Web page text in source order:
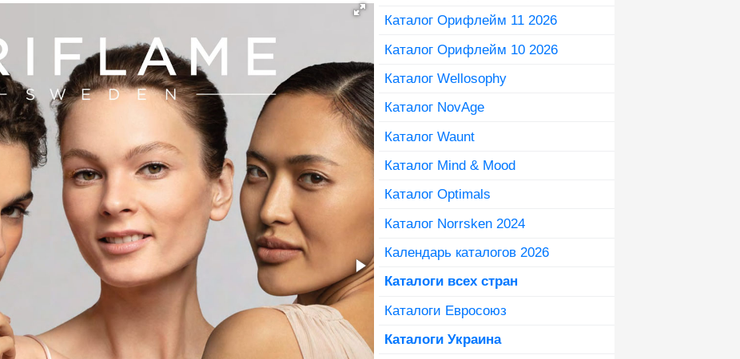
Каталог Орифлейм 11 2026
Каталог Орифлейм 10 2026
Каталог Wellosophy
Каталог NovAge
Каталог Waunt
Каталог Mind & Mood
Каталог Optimals
Каталог Norrsken 2024
Календарь каталогов 2026
Каталоги всех стран
Каталоги Евросоюз
Каталоги Украина